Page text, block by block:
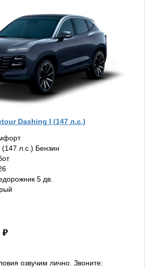
Dashing I (147 л.с.)
(147 л.с.) Бензин
5 дв.
озвучим лично. Звоните: